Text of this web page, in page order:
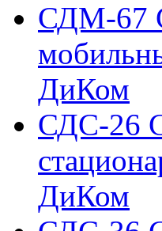
СДМ-67
ДиКом
СДС-26
ДиКом